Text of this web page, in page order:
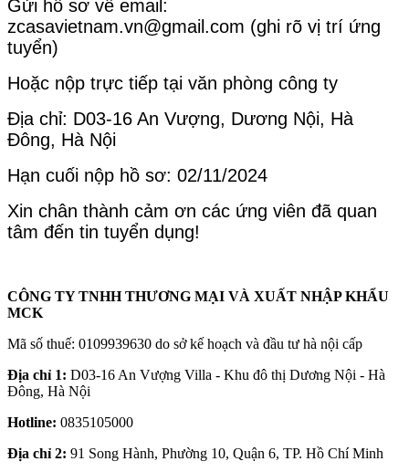
Gửi hồ sơ về email:
zcasavietnam.vn@gmail.com (ghi rõ vị trí ứng
tuyển)
Hoặc nộp trực tiếp tại văn phòng công ty
Địa chỉ: D03-16 An Vượng, Dương Nội, Hà
Đông, Hà Nội
Hạn cuối nộp hồ sơ: 02/11/2024
Xin chân thành cảm ơn các ứng viên đã quan
tâm đến tin tuyển dụng!
CÔNG TY TNHH THƯƠNG MẠI VÀ XUẤT NHẬP KHẨU
MCK
Mã số thuế: 0109939630 do sở kế hoạch và đầu tư hà nội cấp
Địa chỉ 1: D03-16 An Vượng Villa - Khu đô thị Dương Nội - Hà
Đông, Hà Nội
Hotline: 0835105000
Địa chỉ 2: 91 Song Hành, Phường 10, Quận 6, TP. Hồ Chí Minh